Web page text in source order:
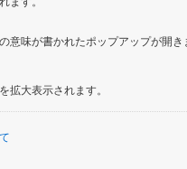
意味が書かれたポップアップが開き
拡大表示されます。